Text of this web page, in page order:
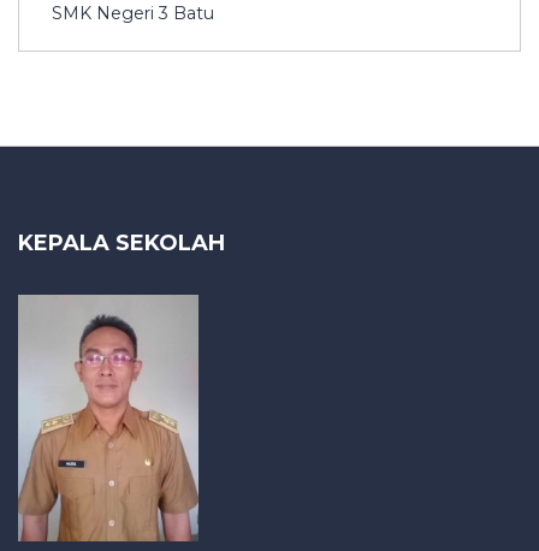
SMK Negeri 3 Batu
KEPALA SEKOLAH